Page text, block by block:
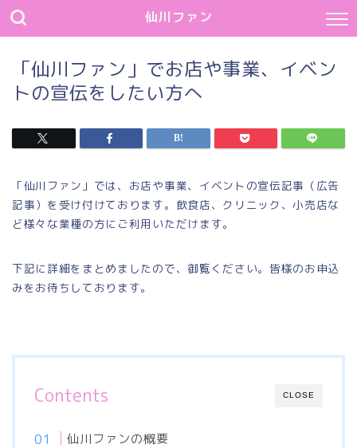
仙川ファン
「仙川ファン」でお店や事業、イベン
トの宣伝をしたい方へ
「仙川ファン」では、お店や事業、イベントの宣伝記事（広告
記事）を受け付けております。飲食店、クリニック、小売店な
ど様々な業種の方にご利用いただけます。
下記に詳細をまとめましたので、御覧ください。皆様のお申込
みをお待ちしております。
CLOSE
Contents
仙川ファンの概要